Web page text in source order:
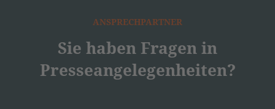
ANSPRECHPARTNER
Sie haben Fragen in
Presseangelegenheiten?